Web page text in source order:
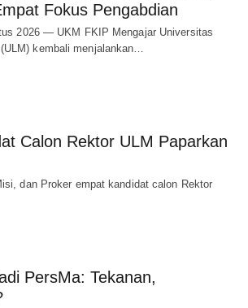
Fokus Pengabdian
2026 — UKM FKIP Mengajar Universitas
kembali menjalankan…
Calon Rektor ULM Paparkan
dan Proker empat kandidat calon Rektor
PersMa: Tekanan,